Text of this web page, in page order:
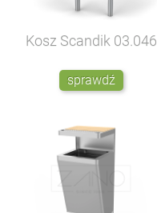
Kosz Scandik 03.046
sprawdź